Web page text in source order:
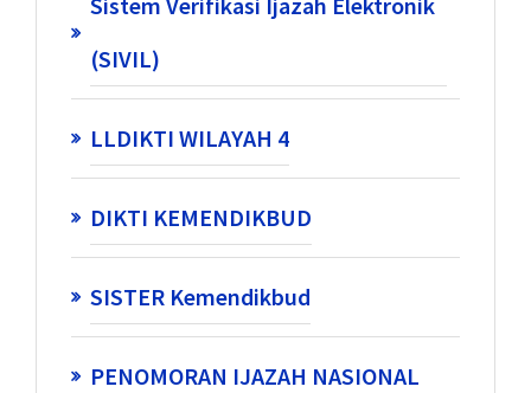
(SIVIL)
LLDIKTI WILAYAH 4
DIKTI KEMENDIKBUD
SISTER Kemendikbud
PENOMORAN IJAZAH NASIONAL